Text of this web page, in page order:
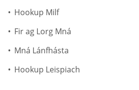
Hookup Milf
Fir ag Lorg Mná
Mná Lánfhásta
Hookup Leispiach